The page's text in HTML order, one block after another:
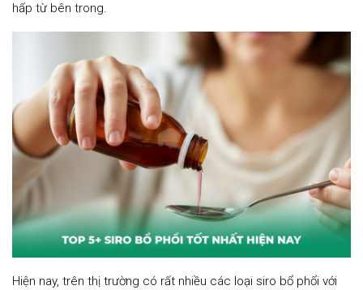
hấp từ bên trong.
Hiện nay, trên thị trường có rất nhiều các loại siro bổ phổi với